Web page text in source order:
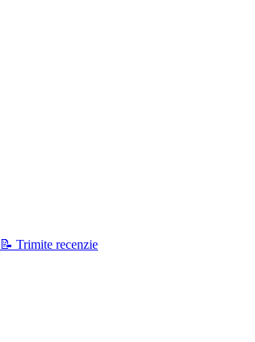
📝 Trimite recenzie